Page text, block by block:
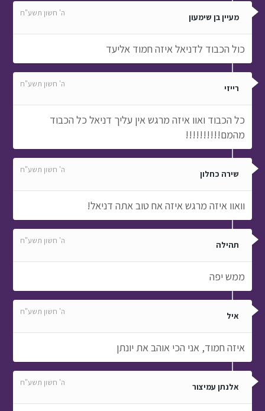
מעיין בן שימעון ה' חשון תשע"ח
כול הכבוד לדניאל איזה חמוד אליעד
רייזי ה' חשון תשע"ח
כל הכבוד ואוו איזה מרגש אין עליך דניאל כל הכבוד
מהמם!!!!!!!!!!
שירה כחלון ה' חשון תשע"ח
וואוו איזה מרגש איזה אח טוב אתה דניאל!
תהילה ה' חשון תשע"ח
ממש יפה
איל ה' חשון תשע"ח
איזה חמוד, אני הכי אוהב את יונתן
אלנתן עמיצור ה' חשון תשע"ח